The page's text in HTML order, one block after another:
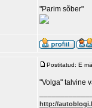
"Parim sõber"
Postitatud: E
"Volga" talvine
http://